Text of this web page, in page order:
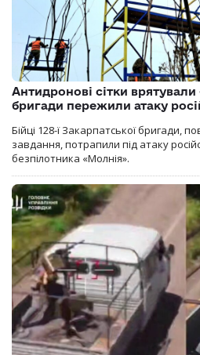
Антидронові сітки врятували
бригади пережили атаку
Бійці 128-ї Закарпатської бригади,
завдання, потрапили під атаку
безпілотника «Молнія».